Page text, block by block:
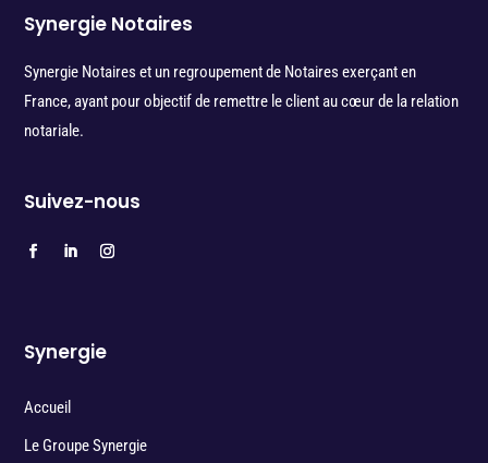
Synergie Notaires
Synergie Notaires et un regroupement de Notaires exerçant en
France, ayant pour objectif de remettre le client au cœur de la relation
notariale.
Suivez-nous
Synergie
Accueil
Le Groupe Synergie